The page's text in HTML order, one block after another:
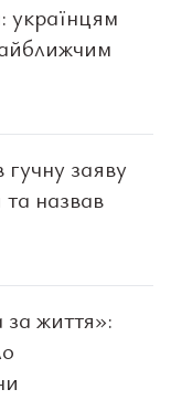
українцям
заяву
назвав
життя»: